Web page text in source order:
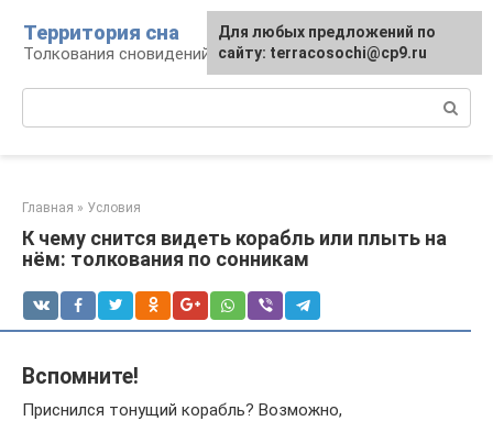
контенту
Территория сна
Толкования сновидений
Главная » Условия
К чему снится видеть корабль или плыть на
нём: толкования по сонникам
Вспомните!
Приснился тонущий корабль? Возможно,
Для любых предложений по
сайту: terracosochi@cp9.ru